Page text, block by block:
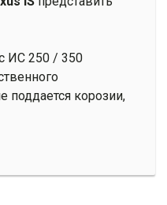
ИС 250 / 350
поддается корозии,